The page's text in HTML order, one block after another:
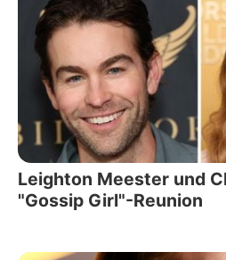
Leighton Meester und
"Gossip Girl"-Reunion